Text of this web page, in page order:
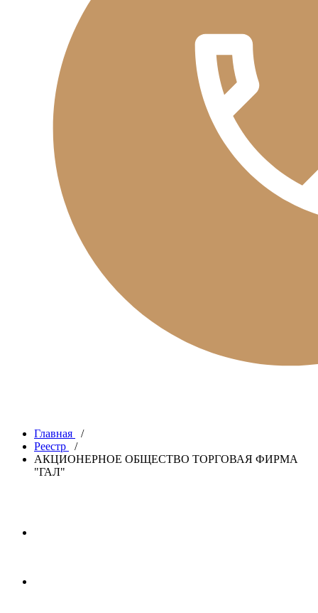
Главная
/
Реестр
/
АКЦИОНЕРНОЕ ОБЩЕСТВО ТОРГОВАЯ ФИРМА
"ГАЛ"